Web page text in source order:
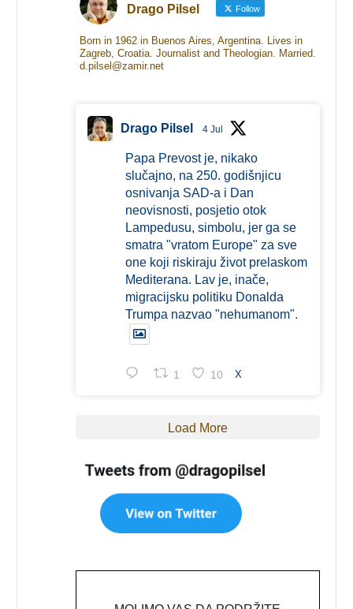
Drago Pilsel Follow
Born in 1962 in Buenos Aires, Argentina. Lives in
Zagreb, Croatia. Journalist and Theologian. Married.
d.pilsel@zamir.net
Drago Pilsel 4 Jul
Papa Prevost je, nikako
slučajno, na 250. godišnjicu
osnivanja SAD-a i Dan
neovisnosti, posjetio otok
Lampedusu, simbolu, jer ga se
smatra "vratom Europe" za sve
one koji riskiraju život prelaskom
Mediterana. Lav je, inače,
migracijsku politiku Donalda
Trumpa nazvao "nehumanom".
1 10 X
Load More